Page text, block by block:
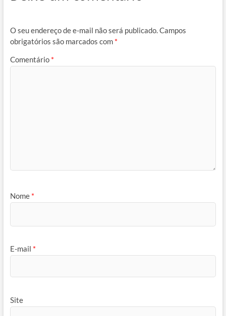
O seu endereço de e-mail não será publicado.Campos
obrigatórios são marcados com *
Comentário *
Nome *
E-mail *
Site